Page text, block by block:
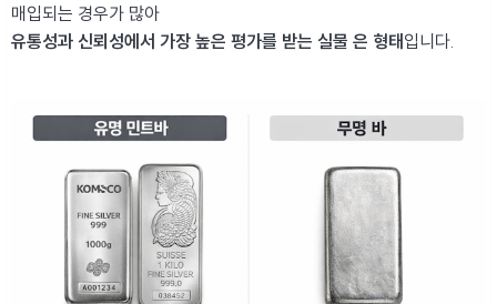
매입되는 경우가 많아
유통성과 신뢰성에서 가장 높은 평가를 받는 실물 은 형태입니다.